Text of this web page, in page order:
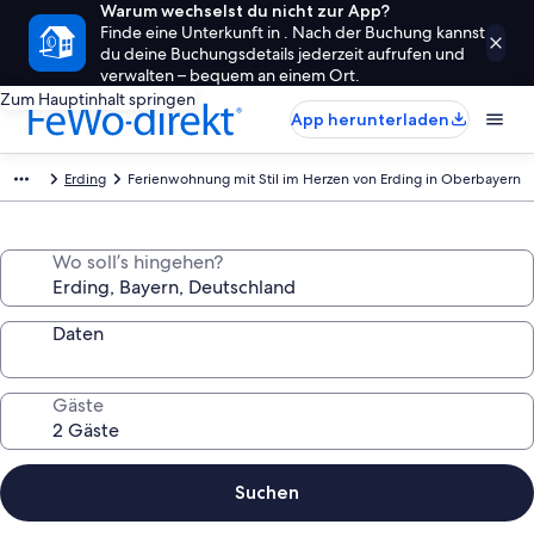
Warum wechselst du nicht zur App?
Finde eine Unterkunft in . Nach der Buchung kannst
du deine Buchungsdetails jederzeit aufrufen und
verwalten – bequem an einem Ort.
Zum Hauptinhalt springen
App herunterladen
Erding Ferienwohnung mit Stil im Herzen von Erding in Oberbayern
Wo soll’s hingehen?
Daten
Gäste
Suchen